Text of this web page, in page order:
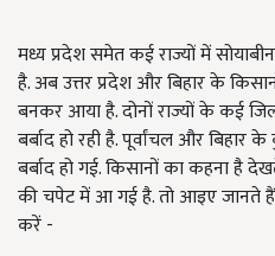
मध्य प्रदेश समेत कई राज्यों में
है. अब उत्तर प्रदेश और बिहार के
बनकर आया है. दोनों राज्यों के कई
बर्बाद हो रही है. पूर्वांचल और
बर्बाद हो गई. किसानों का कहना है
की चपेट में आ गई है. तो आइए जानते
करें -